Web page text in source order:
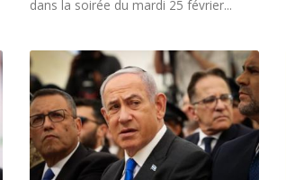
dans la soirée du mardi 25 février...